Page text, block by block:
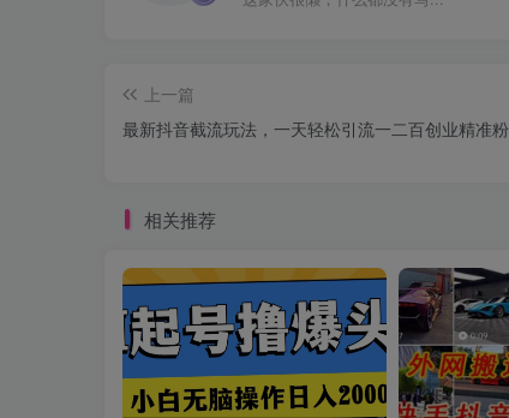
上一篇
最新抖音截流玩法，一天轻松引流一二百创业精准粉
相关推荐